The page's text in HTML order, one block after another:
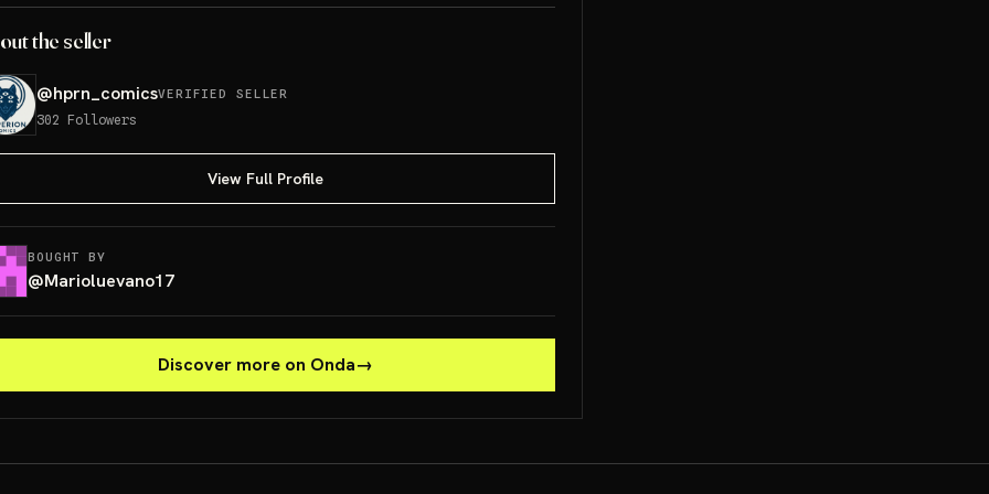
the seller
@hprn_comicsVERIFIED SELLER
302 Followers
View Full Profile
BOUGHT BY
@Marioluevano17
Discover more on Onda→